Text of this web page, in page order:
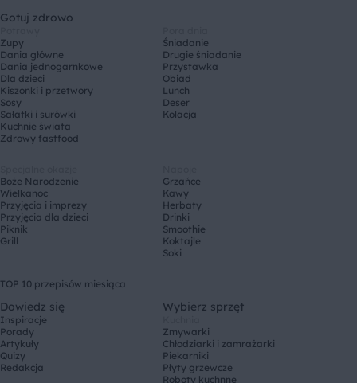
Gotuj zdrowo
Zupy
Dania główne
Dania jednogarnkowe
Dla dzieci
Kiszonki i przetwory
Sosy
Sałatki i surówki
Kuchnie świata
Zdrowy fastfood
Śniadanie
Drugie śniadanie
Przystawka
Obiad
Lunch
Deser
Kolacja
Boże Narodzenie
Wielkanoc
Przyjęcia i imprezy
Przyjęcia dla dzieci
Piknik
Grill
Grzańce
Kawy
Herbaty
Drinki
Smoothie
Koktajle
Soki
TOP 10 przepisów miesiąca
Dowiedz się
Inspiracje
Porady
Artykuły
Quizy
Redakcja
Wybierz sprzęt
Zmywarki
Chłodziarki i zamrażarki
Piekarniki
Płyty grzewcze
Roboty kuchnne